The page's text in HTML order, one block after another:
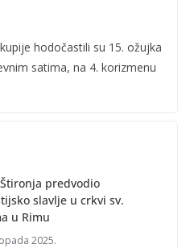
hodočastili su 15. ožujka
satima, na 4. korizmenu
predvodio
slavlje u crkvi sv.
u Rimu
2025.